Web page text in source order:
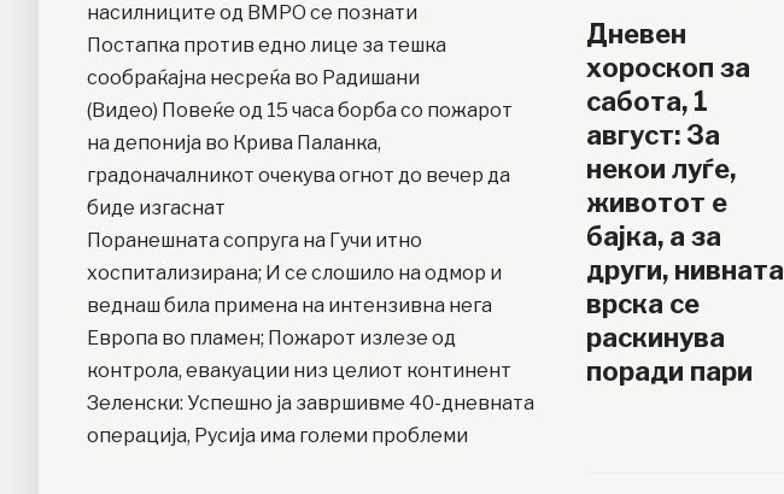
насилниците од ВМРО се познати
Постапка против едно лице за тешка
сообраќајна несреќа во Радишани
(Видео) Повеќе од 15 часа борба со пожарот
на депонија во Крива Паланка,
градоначалникот очекува огнот до вечер да
биде изгаснат
Поранешната сопруга на Гучи итно
хоспитализирана; И се слошило на одмор и
веднаш била примена на интензивна нега
Европа во пламен; Пожарот излезе од
контрола, евакуации низ целиот континент
Зеленски: Успешно ја завршивме 40-дневната
операција, Русија има големи проблеми
Дневен
хороскоп за
сабота, 1
август: За
некои луѓе,
животот е
бајка, а за
други, нивната
врска се
раскинува
поради пари